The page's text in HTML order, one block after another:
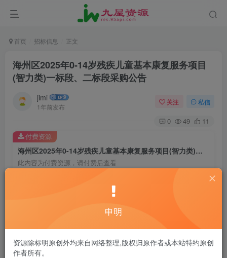
首页 招标信息 正文
海州区2025年0-14岁残疾儿童基本康复服务项目
(智力类)一标段、二标段采购公告
jimi
1年前发布
关注 私信
0 49 11
海州区2025年0-14岁残疾儿童基本康复服务项目(智力类)一标段、二标段采购公告
此内容为付费资源，请付费后查看
20
您当前未登录！建议登陆后购买，可保存购买订单
付费资源
申明
资源除标明原创外均来自网络整理,版权归原作者或本站特约原创
作者所有。